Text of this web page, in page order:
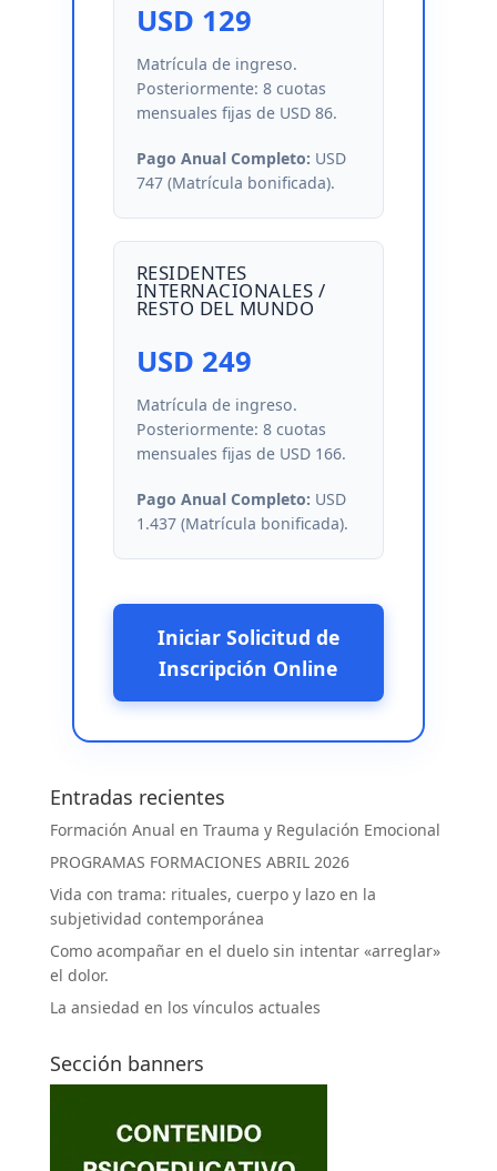
USD 129
Matrícula de ingreso.
Posteriormente: 8 cuotas
mensuales fijas de USD 86.
Pago Anual Completo: USD
747 (Matrícula bonificada).
RESIDENTES
INTERNACIONALES /
RESTO DEL MUNDO
USD 249
Matrícula de ingreso.
Posteriormente: 8 cuotas
mensuales fijas de USD 166.
Pago Anual Completo: USD
1.437 (Matrícula bonificada).
Iniciar Solicitud de
Inscripción Online
Entradas recientes
Formación Anual en Trauma y Regulación Emocional
PROGRAMAS FORMACIONES ABRIL 2026
Vida con trama: rituales, cuerpo y lazo en la
subjetividad contemporánea
Como acompañar en el duelo sin intentar «arreglar»
el dolor.
La ansiedad en los vínculos actuales
Sección banners